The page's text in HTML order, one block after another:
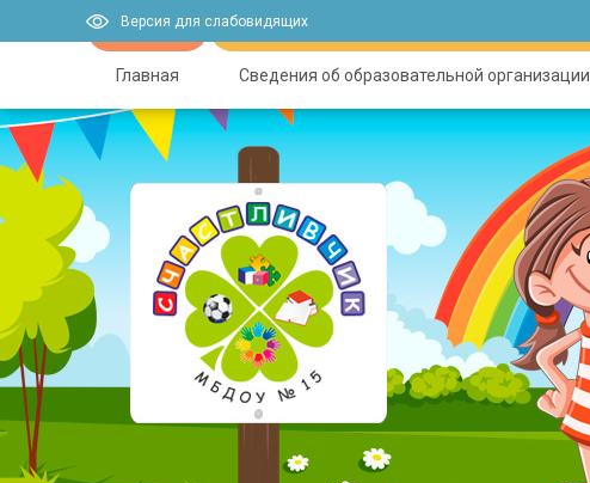
Версия для слабовидящих
Главная Сведения об образовательной организации